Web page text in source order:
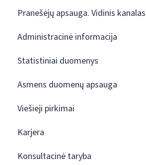
Pranešėjų apsauga. Vidinis kanalas
Administracinė informacija
Statistiniai duomenys
Asmens duomenų apsauga
Viešieji pirkimai
Karjera
Konsultacinė taryba